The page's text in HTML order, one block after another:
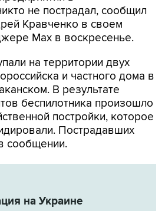
не пострадал, сообщил
Кравченко в своем
Max в воскресенье.
на территории двух
и частного дома в
В результате
беспилотника произошло
постройки, которое
Пострадавших
сообщении.
на Украине